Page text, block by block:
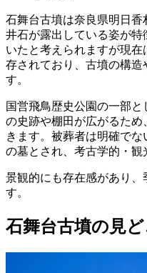
石舞台古墳は奈良県明日
井石が露出している姿が
いたと考えられますが現
存されており、古墳の構造
す。
国営飛鳥歴史公園の一部
の史跡や棚田が広がるた
きます。被葬者は明確で
の墓とされ、考古学的・観
景観的にも存在感があり、
す。
石舞台古墳の見